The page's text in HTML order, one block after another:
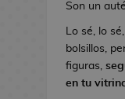
Son un
Lo sé, lo
bolsillos,
figuras,
en tu